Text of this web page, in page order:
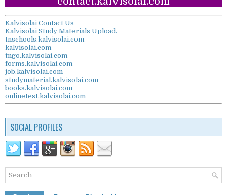
Kalvisolai Contact Us
Kalvisolai Study Materials Upload.
tnschools.kalvisolai.com
kalvisolai.com
tngo.kalvisolai.com
forms.kalvisolai.com
job.kalvisolai.com
studymaterial.kalvisolai.com
books.kalvisolai.com
onlinetest.kalvisolai.com
SOCIAL PROFILES